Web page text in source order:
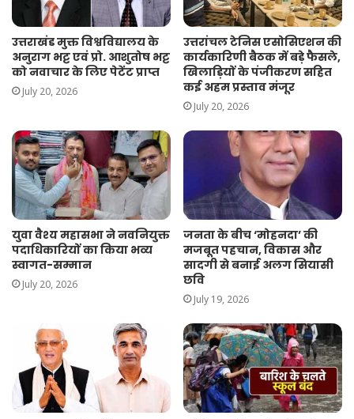
उत्तराखंड मुक्त विश्वविद्यालय के
अनुराग भट्ट एवं प्रो. आशुतोष भट्ट
को नवाचार के लिए पेटेंट प्राप्त
July 20, 2026
उत्तरांचल टेनिस एसोसिएशन की
कार्यकारिणी बैठक में बड़े फैसले,
खिलाड़ियों के पंजीकरण सहित
कई अहम प्रस्ताव मंजूर
July 20, 2026
युवा वैश्य महासभा ने नवनियुक्त
पदाधिकारियों का किया भव्य
स्वागत-सम्मान
July 20, 2026
जनता के बीच ‘मोहनदा’ की
मजबूत पहचान, विकास और
सादगी से बनाई अलग सियासी
छवि
July 19, 2026